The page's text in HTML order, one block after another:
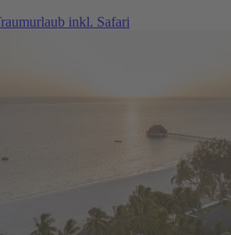
inkl. Safari